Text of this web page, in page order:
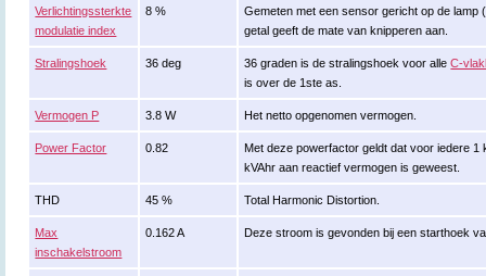
Verlichtingssterkte
modulatie index
8 %
Gemeten met een sensor gericht op de lamp
getal geeft de mate van knipperen aan.
Stralingshoek 36 deg 36 graden is de stralingshoek voor alleC-
is over de 1ste as.
Vermogen P 3.8 W Het netto opgenomen vermogen.
Power Factor 0.82
Met deze powerfactor geldt dat voor iedere 1
kVAhr aan reactief vermogen is geweest.
THD 45 % Total Harmonic Distortion.
Max
inschakelstroom
0.162 A Deze stroom is gevonden bij een starthoek